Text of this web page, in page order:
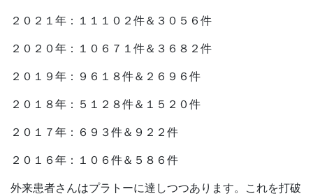
２０２１年：１１１０２件＆３０５６件
２０２０年：１０６７１件＆３６８２件
２０１９年：９６１８件＆２６９６件
２０１８年：５１２８件＆１５２０件
２０１７年：６９３件＆９２２件
２０１６年：１０６件＆５８６件
外来患者さんはプラトーに達しつつあります。これを打破